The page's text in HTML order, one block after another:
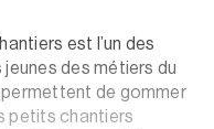
est l’un des
des métiers du
de gommer
petits chantiers